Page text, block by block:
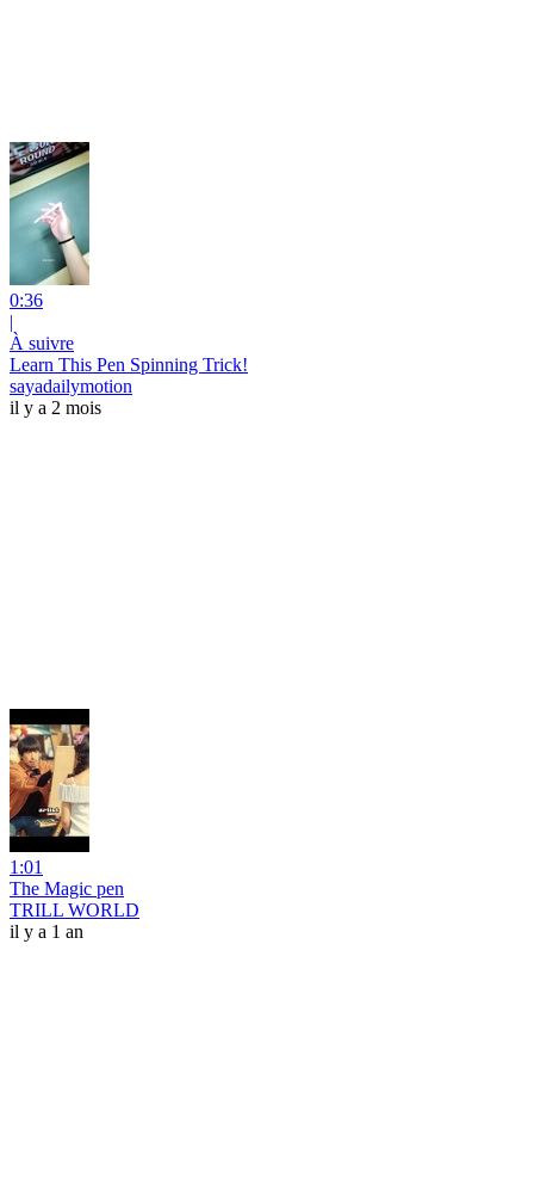
0:36
|
À suivre
Learn This Pen Spinning Trick!
sayadailymotion
il y a 2 mois
1:01
The Magic pen
TRILL WORLD
il y a 1 an